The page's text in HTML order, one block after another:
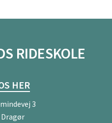
RIDESKOLE
HER
3
Dragør